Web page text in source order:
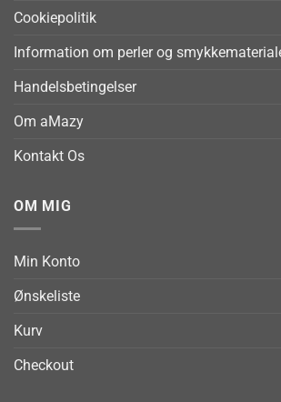
Cookiepolitik
Information om perler og
Handelsbetingelser
Om aMazy
Kontakt Os
OM MIG
Min Konto
Ønskeliste
Kurv
Checkout